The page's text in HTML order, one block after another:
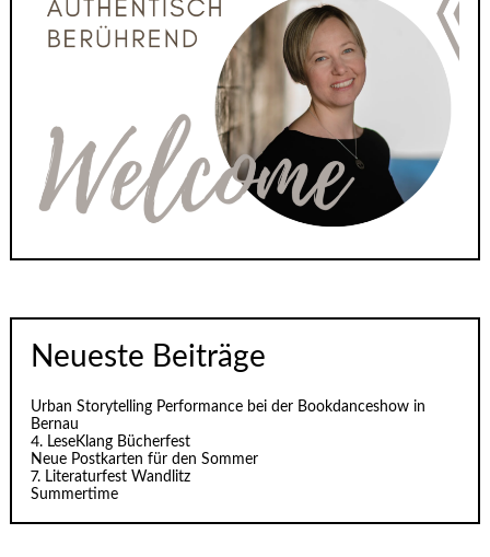
Neueste Beiträge
Urban Storytelling Performance bei der Bookdanceshow in
Bernau
4. LeseKlang Bücherfest
Neue Postkarten für den Sommer
7. Literaturfest Wandlitz
Summertime